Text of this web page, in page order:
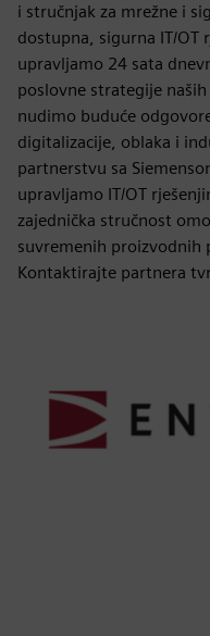
i stručnjak za mrežne i
dostupna, sigurna IT/OT
upravljamo 24 sata
poslovne strategije
nudimo buduće
digitalizacije, oblaka i
partnerstvu sa
upravljamo IT/OT
zajednička stručnost
suvremenih proizvodnih
Kontaktirajte partnera